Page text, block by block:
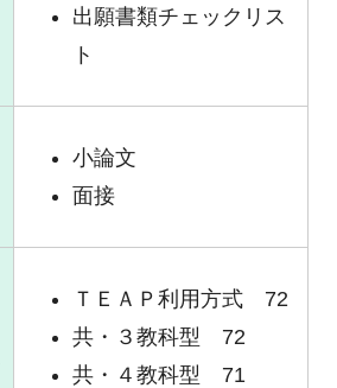
出願書類チェックリス
ト
小論文
面接
ＴＥＡＰ利用方式 72
共・３教科型 72
共・４教科型 71